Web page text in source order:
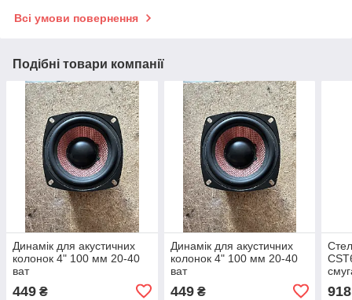
Всі умови повернення
Подібні товари компанії
Динамік для акустичних
колонок 4" 100 мм 20-40
ват
449 ₴
Динамік для акустичних
колонок 4" 100 мм 20-40
ват
449₴ 918